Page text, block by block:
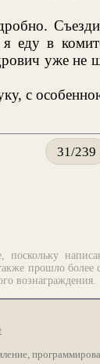
я еду в
уже
с
31/239
прошло более
вознаграждения.